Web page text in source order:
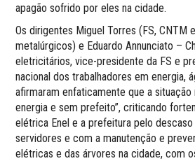
apagão sofrido por eles na cidade.
Os dirigentes Miguel Torres (FS, CNTM
metalúrgicos) e Eduardo Annunciato –
eletricitários, vice-presidente da FS e
nacional dos trabalhadores em energia,
afirmaram enfaticamente que a situação
energia e sem prefeito”, criticando
elétrica Enel e a prefeitura pelo
servidores e com a manutenção e
elétricas e das árvores na cidade, com